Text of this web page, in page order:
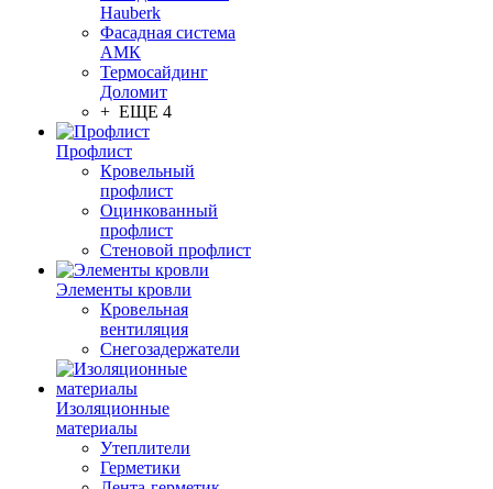
Hauberk
Фасадная система
АМК
Термосайдинг
Доломит
+ ЕЩЕ 4
Профлист
Кровельный
профлист
Оцинкованный
профлист
Стеновой профлист
Элементы кровли
Кровельная
вентиляция
Снегозадержатели
Изоляционные
материалы
Утеплители
Герметики